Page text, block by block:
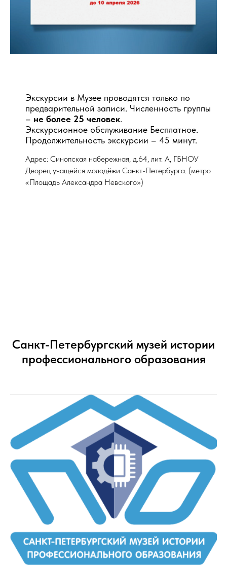
Экскурсии в Музее проводятся только по
предварительной записи. Численность группы
– не более 25 человек.
Экскурсионное обслуживание Бесплатное.
Продолжительность экскурсии – 45 минут.
Адрес: Синопская набережная, д.64, лит. А, ГБНОУ
Дворец учащейся молодёжи Санкт-Петербурга. (метро
«Площадь Александра Невского»)
Санкт-Петербургский музей истории
профессионального образования